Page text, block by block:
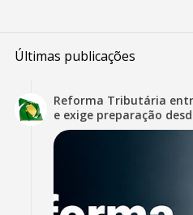
Últimas publicações
Reforma Tributária
e exige preparação